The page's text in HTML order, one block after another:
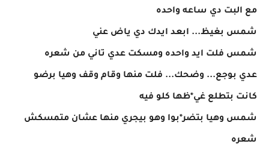
مع البت دي ساعه واحده
شمس بغيظ... ابعد ايدك دي ياض عني
شمس فلت ايد واحده ومسكت عدي تاني من شعره
عدي بوجع... وضحك... فلت منها وقام وقف وهيا برضو
كانت بتطلع غي*ظها كلو فيه
شمس وهيا بتضر*بوا وهو بيجري منها عشان متمسكش
شعره